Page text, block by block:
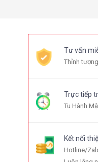
Tư vấn
Thỉnh
Trực tiếp
Tu Hành
Kết nối
Hotline/